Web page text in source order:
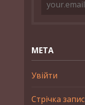
МЕТА
Увійти
Стрічка